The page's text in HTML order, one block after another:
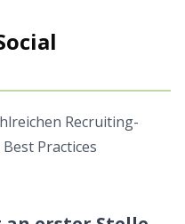
Recruiting-
Practices